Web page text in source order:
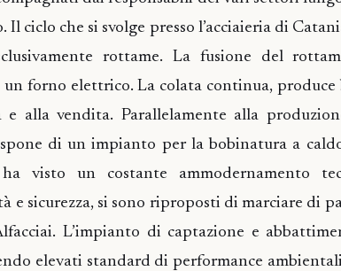
Il ciclo che si svolge presso l’acciaieria di
rottame. La fusione del
un forno elettrico. La colata continua,
e alla vendita. Parallelamente alla
di un impianto per la bobinatura a
visto un costante ammodernamento
e sicurezza, si sono riproposti di marciare di
L’impianto di captazione e
elevati standard di performance